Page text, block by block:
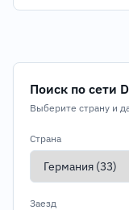
Поиск по сети
Выберите страну и
Страна
Заезд